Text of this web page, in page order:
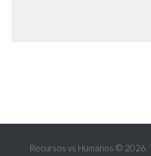
Recursos vs Humanos ©